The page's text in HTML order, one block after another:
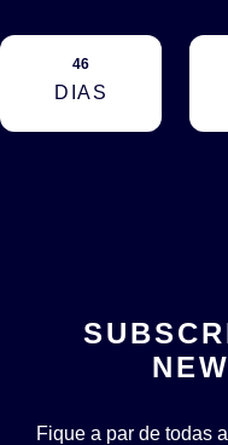
46
DIAS
Fique a par de todas